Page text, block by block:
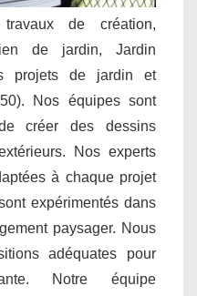
de création,
de jardin, Jardin
projets de jardin et
Nos équipes sont
créer des dessins
Nos experts
à chaque projet
expérimentés dans
paysager. Nous
adéquates pour
Notre équipe